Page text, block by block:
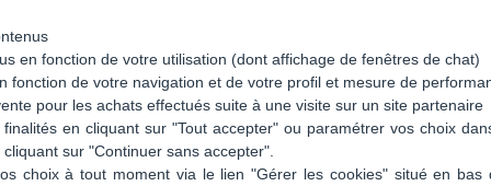
que l’identité y figurant corresponde bien à celle
en fonction de votre utilisation (dont affichage de fenêtres de chat)
fonction de votre navigation et de votre profil et mesure de
pour les achats effectués suite à une visite sur un site partenaire
en cliquant sur "Tout accepter" ou paramétrer vos choix
sur "Continuer sans accepter".
choix à tout moment via le lien "Gérer les cookies" situé en bas